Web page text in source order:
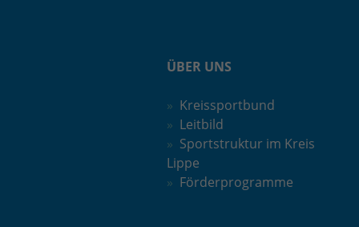
ÜBER UNS
Kreissportbund
Leitbild
Sportstruktur im Kreis
Lippe
Förderprogramme